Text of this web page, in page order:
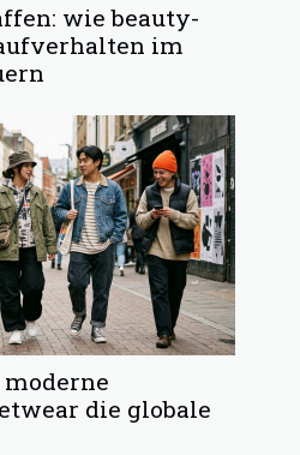
wie beauty-
im
die globale